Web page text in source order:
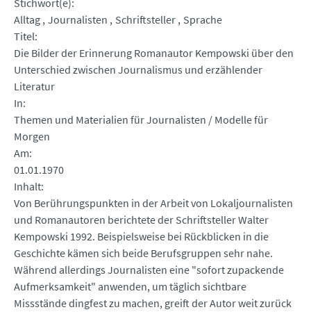
Stichwort(e)
Alltag Journalisten Schriftsteller Sprache
Titel
Die Bilder der Erinnerung Romanautor Kempowski über den
Unterschied zwischen Journalismus und erzählender
Literatur
In
Themen und Materialien für Journalisten / Modelle für
Morgen
Am
01.01.1970
Inhalt
Von Berührungspunkten in der Arbeit von Lokaljournalisten
und Romanautoren berichtete der Schriftsteller Walter
Kempowski 1992. Beispielsweise bei Rückblicken in die
Geschichte kämen sich beide Berufsgruppen sehr nahe.
Während allerdings Journalisten eine "sofort zupackende
Aufmerksamkeit" anwenden, um täglich sichtbare
Missstände dingfest zu machen, greift der Autor weit zurück